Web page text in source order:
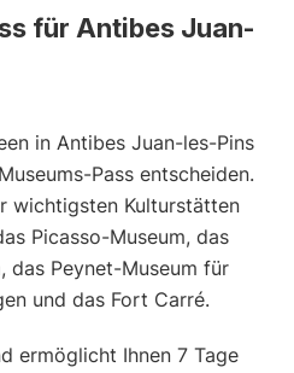
für Antibes Juan-
in Antibes Juan-les-Pins
Pass entscheiden.
wichtigsten Kulturstätten
Picasso-Museum, das
das Peynet-Museum für
und das Fort Carré.
ermöglicht Ihnen 7 Tage